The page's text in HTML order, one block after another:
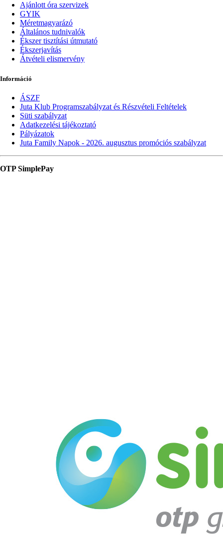
Ajánlott óra szervizek
GYIK
Méretmagyarázó
Általános tudnivalók
Ékszer tisztítási útmutató
Ékszerjavítás
Átvételi elismervény
Információ
ÁSZF
Juta Klub Programszabályzat és Részvételi Feltételek
Süti szabályzat
Adatkezelési tájékoztató
Pályázatok
Juta Family Napok - 2026. augusztus promóciós szabályzat
OTP SimplePay